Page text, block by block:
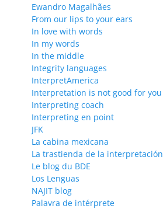
Ewandro Magalhães
From our lips to your ears
In love with words
In my words
In the middle
Integrity languages
InterpretAmerica
Interpretation is not good for you
Interpreting coach
Interpreting en point
JFK
La cabina mexicana
La trastienda de la interpretación
Le blog du BDE
Los Lenguas
NAJIT blog
Palavra de intérprete